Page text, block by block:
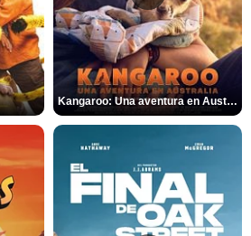
Kangaroo: Una aventura en Australia Tráiler